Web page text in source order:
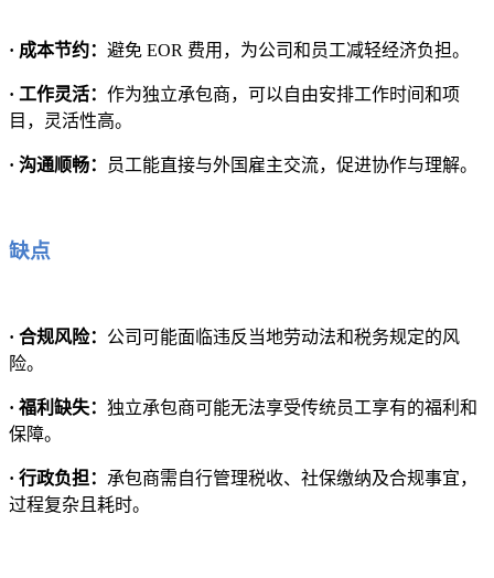
· 成本节约： 避免 EOR 费用，为公司和员工减轻经济负担。
· 工作灵活： 作为独立承包商，可以自由安排工作时间和项
目，灵活性高。
· 沟通顺畅： 员工能直接与外国雇主交流，促进协作与理解。
缺点
· 合规风险： 公司可能面临违反当地劳动法和税务规定的风
险。
· 福利缺失： 独立承包商可能无法享受传统员工享有的福利和
保障。
· 行政负担： 承包商需自行管理税收、社保缴纳及合规事宜，
过程复杂且耗时。